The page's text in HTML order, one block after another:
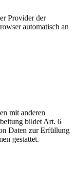
Provider der
automatisch an
mit anderen
bildet Art. 6
Daten zur Erfüllung
gestattet.